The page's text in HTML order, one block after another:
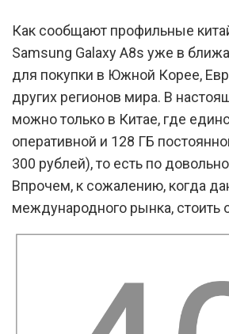
Как сообщают профильные
Samsung Galaxy A8s уже в
для покупки в Южной Корее,
других регионов мира. В
можно только в Китае, где
оперативной и 128 ГБ
300 рублей), то есть по
Впрочем, к сожалению, когда
международного рынка,